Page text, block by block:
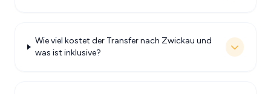
Wie viel kostet der Transfer nach Zwickau und
was ist inklusive?